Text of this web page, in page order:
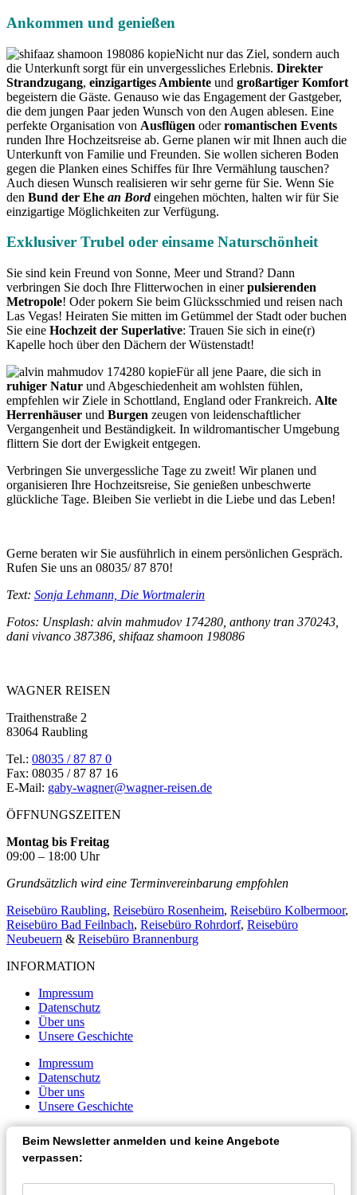
Ankommen und genießen
Nicht nur das Ziel, sondern auch
die Unterkunft sorgt für ein unvergessliches Erlebnis. Direkter
Strandzugang, einzigartiges Ambiente und großartiger Komfort
begeistern die Gäste. Genauso wie das Engagement der Gastgeber,
die dem jungen Paar jeden Wunsch von den Augen ablesen. Eine
perfekte Organisation von Ausflügen oderromantischen Events
runden Ihre Hochzeitsreise ab. Gerne planen wir mit Ihnen auch die
Unterkunft von Familie und Freunden. Sie wollen sicheren Boden
gegen die Planken eines Schiffes für Ihre Vermählung tauschen?
Auch diesen Wunsch realisieren wir sehr gerne für Sie. Wenn Sie
den Bund der Ehe an Bord eingehen möchten, halten wir für Sie
einzigartige Möglichkeiten zur Verfügung.
Exklusiver Trubel oder einsame Naturschönheit
Sie sind kein Freund von Sonne, Meer und Strand? Dann
verbringen Sie doch Ihre Flitterwochen in einerpulsierenden
Metropole! Oder pokern Sie beim Glücksschmied und reisen nach
Las Vegas! Heiraten Sie mitten im Getümmel der Stadt oder buchen
Sie eine Hochzeit der Superlative: Trauen Sie sich in eine(r)
Kapelle hoch über den Dächern der Wüstenstadt!
Für all jene Paare, die sich in
ruhiger Natur und Abgeschiedenheit am wohlsten fühlen,
empfehlen wir Ziele in Schottland, England oder Frankreich. Alte
Herrenhäuser und Burgen zeugen von leidenschaftlicher
Vergangenheit und Beständigkeit. In wildromantischer Umgebung
flittern Sie dort der Ewigkeit entgegen.
Verbringen Sie unvergessliche Tage zu zweit! Wir planen und
organisieren Ihre Hochzeitsreise, Sie genießen unbeschwerte
glückliche Tage. Bleiben Sie verliebt in die Liebe und das Leben!
Gerne beraten wir Sie ausführlich in einem persönlichen Gespräch.
Rufen Sie uns an 08035/ 87 870!
Text: Sonja Lehmann, Die Wortmalerin
Fotos: Unsplash: alvin mahmudov 174280, anthony tran 370243,
dani vivanco 387386, shifaaz shamoon 198086
WAGNER REISEN
Traithenstraße 2
83064 Raubling
Tel.: 08035 / 87 87 0
Fax: 08035 / 87 87 16
E-Mail: gaby-wagner@wagner-reisen.de
ÖFFNUNGSZEITEN
Montag bis Freitag
09:00 – 18:00 Uhr
Grundsätzlich wird eine Terminvereinbarung empfohlen
Reisebüro Raubling, Reisebüro Rosenheim, Reisebüro Kolbermoor,
Reisebüro Bad Feilnbach, Reisebüro Rohrdorf, Reisebüro
Neubeuern & Reisebüro Brannenburg
INFORMATION
Impressum
Datenschutz
Über uns
Unsere Geschichte
Impressum
Datenschutz
Über uns
Unsere Geschichte
Beim Newsletter anmelden und keine Angebote
verpassen: